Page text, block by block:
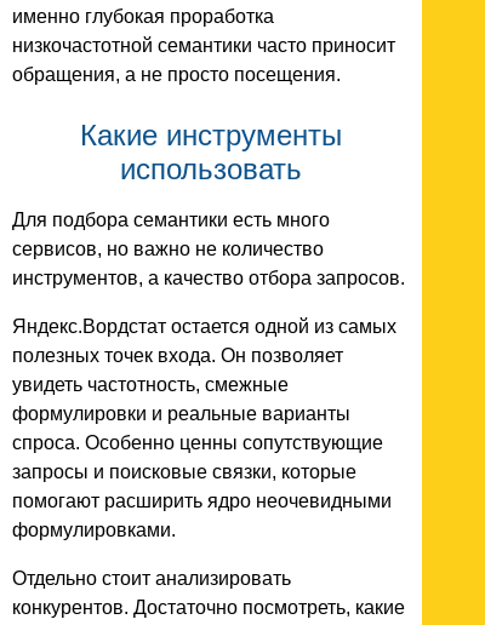
именно глубокая проработка
низкочастотной семантики часто приносит
обращения, а не просто посещения.
Какие инструменты
использовать
Для подбора семантики есть много
сервисов, но важно не количество
инструментов, а качество отбора запросов.
Яндекс.Вордстат остается одной из самых
полезных точек входа. Он позволяет
увидеть частотность, смежные
формулировки и реальные варианты
спроса. Особенно ценны сопутствующие
запросы и поисковые связки, которые
помогают расширить ядро неочевидными
формулировками.
Отдельно стоит анализировать
конкурентов. Достаточно посмотреть, какие